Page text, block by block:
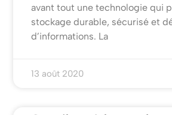
avant tout une technologie qui
stockage durable, sécurisé et
d’informations. La
13 août 2020